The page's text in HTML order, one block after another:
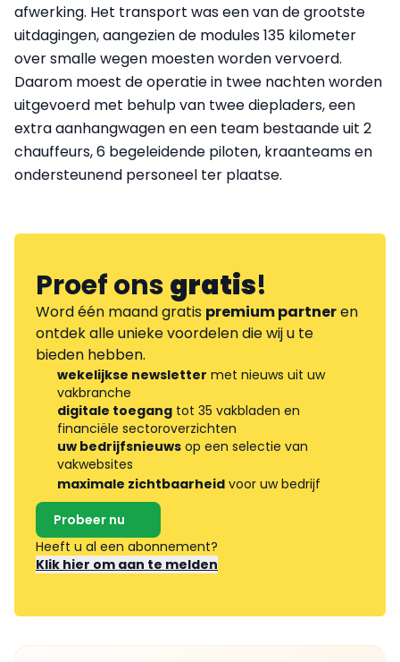
afwerking. Het transport was een van de grootste
uitdagingen, aangezien de modules 135 kilometer
over smalle wegen moesten worden vervoerd.
Daarom moest de operatie in twee nachten worden
uitgevoerd met behulp van twee diepladers, een
extra aanhangwagen en een team bestaande uit 2
chauffeurs, 6 begeleidende piloten, kraanteams en
ondersteunend personeel ter plaatse.
Proef onsgratis!
Word één maand gratis premium partneren
ontdek alle unieke voordelen die wij u te
bieden hebben.
wekelijkse newsletter met nieuws uit uw
vakbranche
digitale toegang tot 35 vakbladen en
financiële sectoroverzichten
uw bedrijfsnieuws op een selectie van
vakwebsites
maximale zichtbaarheid voor uw bedrijf
Probeer nu
Heeft u al een abonnement?
Klik hier om aan te melden